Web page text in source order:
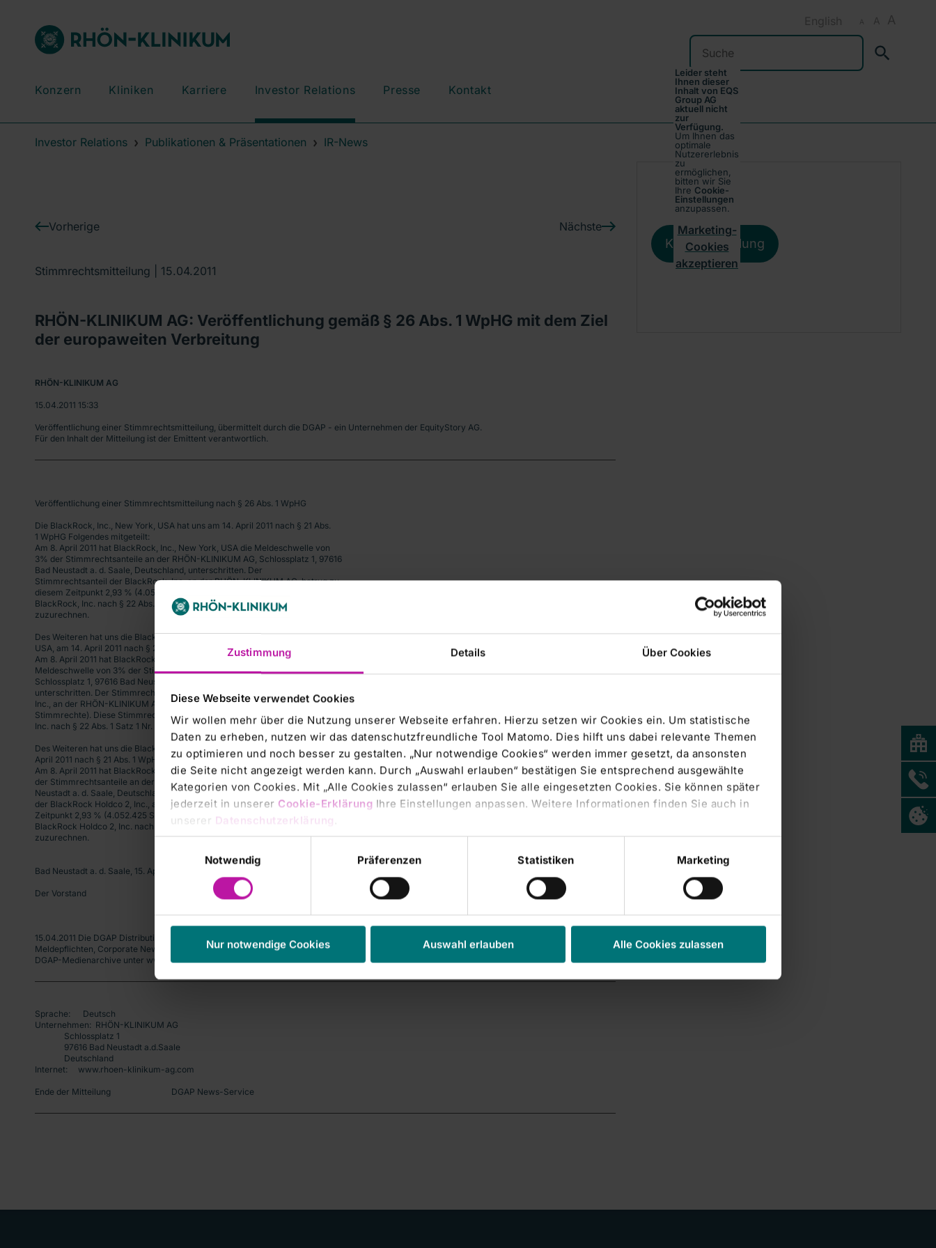
Zustimmung Details Über Cookies
Diese Webseite verwendet Cookies
Wir wollen mehr über die Nutzung unserer Webseite erfahren. Hierzu setzen wir Cookies ein. Um statistische
Daten zu erheben, nutzen wir das datenschutzfreundliche Tool Matomo. Dies hilft uns dabei relevante Themen
zu optimieren und noch besser zu gestalten. „Nur notwendige Cookies“ werden immer gesetzt, da ansonsten
die Seite nicht angezeigt werden kann. Durch „Auswahl erlauben“ bestätigen Sie entsprechend ausgewählte
Kategorien von Cookies. Mit „Alle Cookies zulassen“ erlauben Sie alle eingesetzten Cookies. Sie können später
jederzeit in unserer Cookie-Erklärung Ihre Einstellungen anpassen. Weitere Informationen finden Sie auch in
unserer Datenschutzerklärung
Notwendig
Präferenzen Statistiken Marketing
Nur notwendige Cookies Auswahl erlauben Alle Cookies zulassen
A A A
English
Suchen
Konzern Kliniken Karriere Investor Relations Presse Kontakt
Investor Relations Publikationen & Präsentationen IR-News
Vorherige Nächste
Stimmrechtsmitteilung | 15.04.2011
RHÖN-KLINIKUM AG: Veröffentlichung gemäß § 26 Abs. 1 WpHG mit dem Ziel
der europaweiten Verbreitung
RHÖN-KLINIKUM AG
15.04.2011 15:33
Veröffentlichung einer Stimmrechtsmitteilung, übermittelt durch die DGAP - ein Unternehmen der EquityStory AG.
Für den Inhalt der Mitteilung ist der Emittent verantwortlich.
Veröffentlichung einer Stimmrechtsmitteilung nach § 26 Abs. 1 WpHG
Die BlackRock, Inc., New York, USA hat uns am 14. April 2011 nach § 21 Abs.
1 WpHG Folgendes mitgeteilt:
Am 8. April 2011 hat BlackRock, Inc., New York, USA die Meldeschwelle von
3% der Stimmrechtsanteile an der RHÖN-KLINIKUM AG, Schlossplatz 1, 97616
Bad Neustadt a. d. Saale, Deutschland, unterschritten. Der
Stimmrechtsanteil der BlackRock, Inc. an der RHÖN-KLINIKUM AG  betrug zu
diesem Zeitpunkt 2,93 % (4.052.425 Stimmrechte). Diese Stimmrechte sind der
BlackRock, Inc. nach § 22 Abs. 1 Satz 1 Nr. 6 i. V. m. Satz 2 WpHG
zuzurechnen.
Des Weiteren hat uns die BlackRock Financial Management, Inc., New York,
USA, am 14. April 2011 nach § 21 Abs. 1 WpHG Folgendes mitgeteilt:
Am 8. April 2011 hat BlackRock Financial Management, Inc., die
Meldeschwelle von 3% der Stimmrechtsanteile an der RHÖN-KLINIKUM AG,
Schlossplatz 1, 97616 Bad Neustadt a. d. Saale, Deutschland,
unterschritten. Der Stimmrechtsanteil der BlackRock Financial Management,
Inc., an der RHÖN-KLINIKUM AG  betrug zu diesem Zeitpunkt 2,93 % (4.052.425
Stimmrechte). Diese Stimmrechte sind der BlackRock Financial Management,
Inc. nach § 22 Abs. 1 Satz 1 Nr. 6 i. V. m. Satz 2 WpHG zuzurechnen.
Des Weiteren hat uns die BlackRock Holdco 2, Inc., Delaware, USA, am 14.
April 2011 nach § 21 Abs. 1 WpHG Folgendes mitgeteilt:
Am 8. April 2011 hat BlackRock Holdco 2, Inc.,  die Meldeschwelle von 3%
der Stimmrechtsanteile an der RHÖN-KLINIKUM AG, Schlossplatz 1, 97616 Bad
Neustadt a. d. Saale, Deutschland, unterschritten. Der Stimmrechtsanteil
der BlackRock Holdco 2, Inc., an der RHÖN-KLINIKUM AG  betrug zu diesem
Zeitpunkt 2,93 % (4.052.425 Stimmrechte). Diese Stimmrechte sind der
BlackRock Holdco 2, Inc. nach § 22 Abs. 1 Satz 1 Nr. 6 i. V. m. Satz 2 WpHG
zuzurechnen.
Bad Neustadt a. d. Saale, 15. April 2011
Der Vorstand
15.04.2011 Die DGAP Distributionsservices umfassen gesetzliche
Meldepflichten, Corporate News/Finanznachrichten und Pressemitteilungen.
DGAP-Medienarchive unter www.dgap-medientreff.de und www.dgap.de
Sprache:      Deutsch
Unternehmen:  RHÖN-KLINIKUM AG
              Schlossplatz 1
              97616 Bad Neustadt a.d.Saale
              Deutschland
Internet:     www.rhoen-klinikum-ag.com
Ende der Mitteilung                             DGAP News-Service
Leider steht
Ihnen dieser
Inhalt von EQS
Group AG
aktuell nicht
zur
Verfügung.
Um Ihnen das
optimale
Nutzererlebnis
zu
ermöglichen,
bitten wir Sie
Ihre Cookie-
Einstellungen
anzupassen.
Marketing-
Cookies
akzeptieren
Kursentwicklung